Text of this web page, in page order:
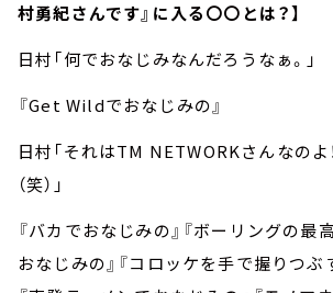
村勇紀さんです』に入る〇〇とは？】
日村「何でおなじみなんだろうなぁ。」
『Get Wildでおなじみの』
日村「それはTM NETWORKさんなのよ
（笑）」
『バカでおなじみの』『ボーリングの最
おなじみの』『コロッケを手で握りつぶ